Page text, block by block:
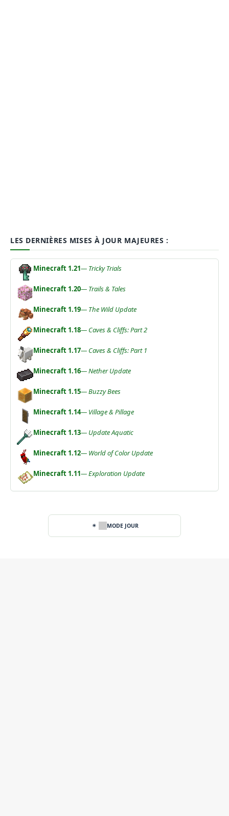
LES DERNIÈRES MISES À JOUR MAJEURES :
Minecraft 1.21— Tricky Trials
Minecraft 1.20— Trails & Tales
Minecraft 1.19— The Wild Update
Minecraft 1.18— Caves & Cliffs: Part 2
Minecraft 1.17— Caves & Cliffs: Part 1
Minecraft 1.16— Nether Update
Minecraft 1.15— Buzzy Bees
Minecraft 1.14— Village & Pillage
Minecraft 1.13— Update Aquatic
Minecraft 1.12— World of Color Update
Minecraft 1.11— Exploration Update
MODE JOUR